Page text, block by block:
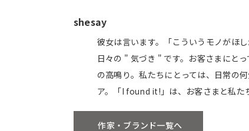
shesay
彼女は言います。「こういうモノがほ
日々の " 気づき " です。お客さまにと
の高鳴り。私たちにとっては、日常の
ア。「I found it!」は、お客さまと私た
作家・ブランド一覧へ